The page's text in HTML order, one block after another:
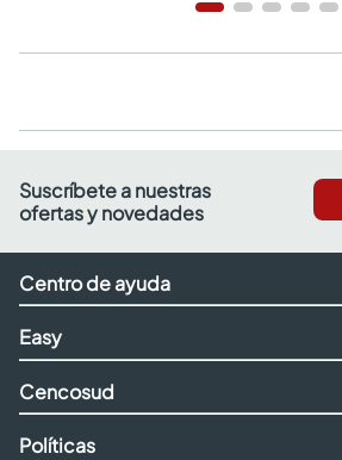
Suscríbete a nuestras
ofertas y novedades
Centro de ayuda
Easy
Cencosud
Políticas